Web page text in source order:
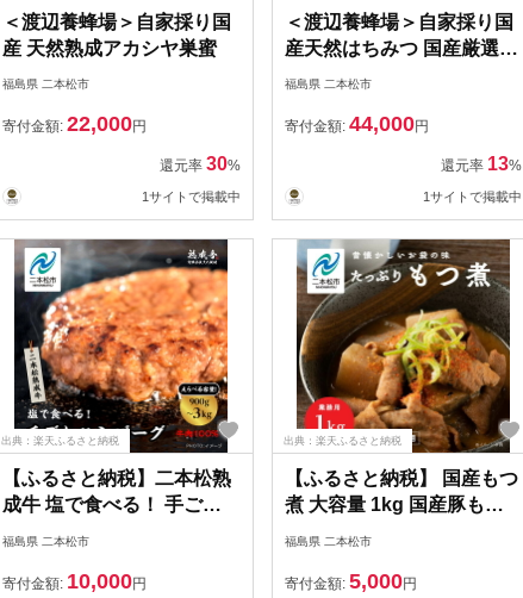
＜渡辺養蜂場＞自家採り国
産 天然熟成アカシヤ巣蜜
福島県 二本松市
寄付金額:22,000円
還元率 30%
1サイトで掲載中
＜渡辺養蜂場＞自家採り国
産天然はちみつ 国産厳選
初夏の極上アカシヤ
福島県 二本松市
寄付金額: 44,000円
還元率 13%
1サイトで掲載中
出典：楽天ふるさと納税
【ふるさと納税】二本松熟
成牛 塩で食べる！ 手ごね
ハンバーグ 900g〜3kg 生
肉 牛肉100%10個 20個 ミ
福島県 二本松市
寄付金額: 10,000円
出典：楽天ふるさと納税
【ふるさと納税】 国産もつ
煮 大容量 1kg 国産豚もつ
国産 もつ煮 ホルモン 常温
保存食 レトルト 弁当 簡単
福島県 二本松市
寄付金額: 5,000円